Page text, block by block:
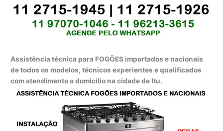
Assistência técnica para FOGÕES importados e nacionais
de todos os modelos, técnicos experientes e qualificados
com atendimento a domicílio na cidade de Itu.